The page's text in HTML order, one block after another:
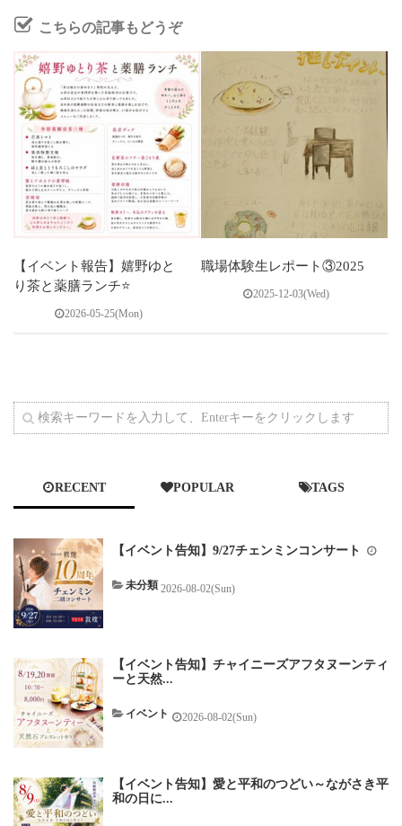
こちらの記事もどうぞ
【イベント報告】嬉野ゆと
り茶と薬膳ランチ⭐
2026-05-25(Mon)
職場体験生レポート③2025
2025-12-03(Wed)
RECENT POPULAR TAGS
【イベント告知】9/27チェンミンコンサート
未分類 2026-08-02(Sun)
【イベント告知】チャイニーズアフタヌーンティ
ーと天然...
イベント 2026-08-02(Sun)
【イベント告知】愛と平和のつどい～ながさき平
和の日に...